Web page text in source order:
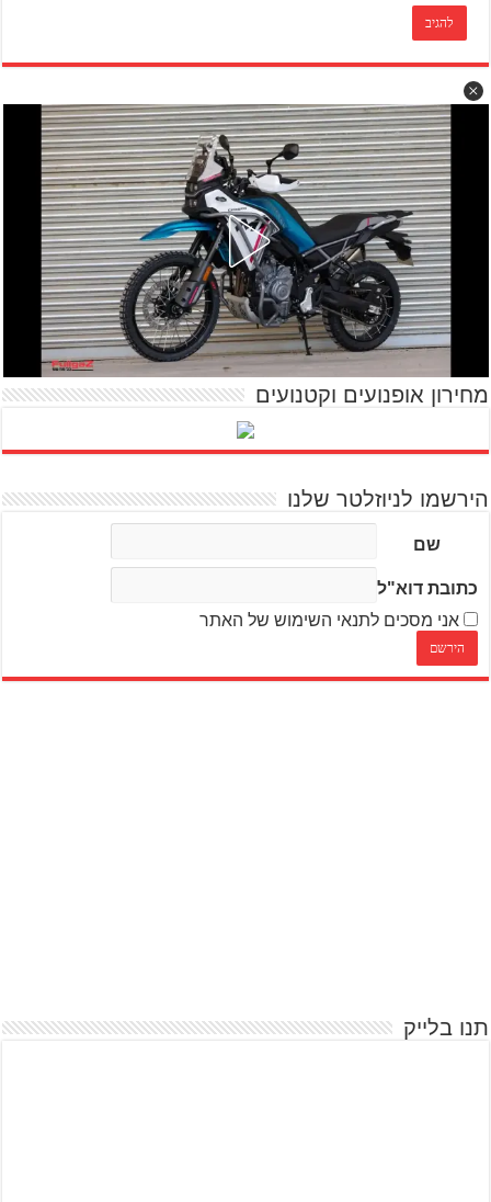
מחירון אופנועים וקטנועים
הירשמו לניוזלטר שלנו
שם
כתובת דוא"ל
אני מסכים לתנאי השימוש של האתר
תנו בלייק